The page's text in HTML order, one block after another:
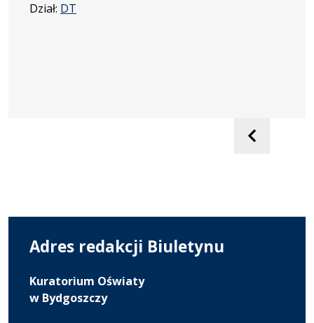
Dział: DT
Adres redakcji Biuletynu
Kuratorium Oświaty
w Bydgoszczy